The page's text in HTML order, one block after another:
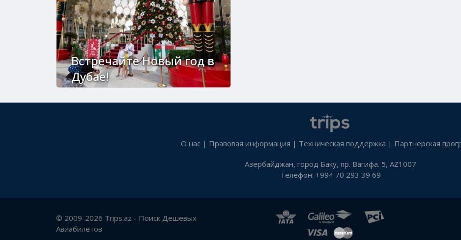
Встречайте Новый год в
Дубае!
О нас| Правовая информация | Техническая поддержка | Партнерская
Азербайджан, город Баку, пр. Вагифа. 5, AZ1007
Телефон: +994 70 293 39 69
© 2009-2026 Trips.az - Поиск Дешевых
Авиабилетов